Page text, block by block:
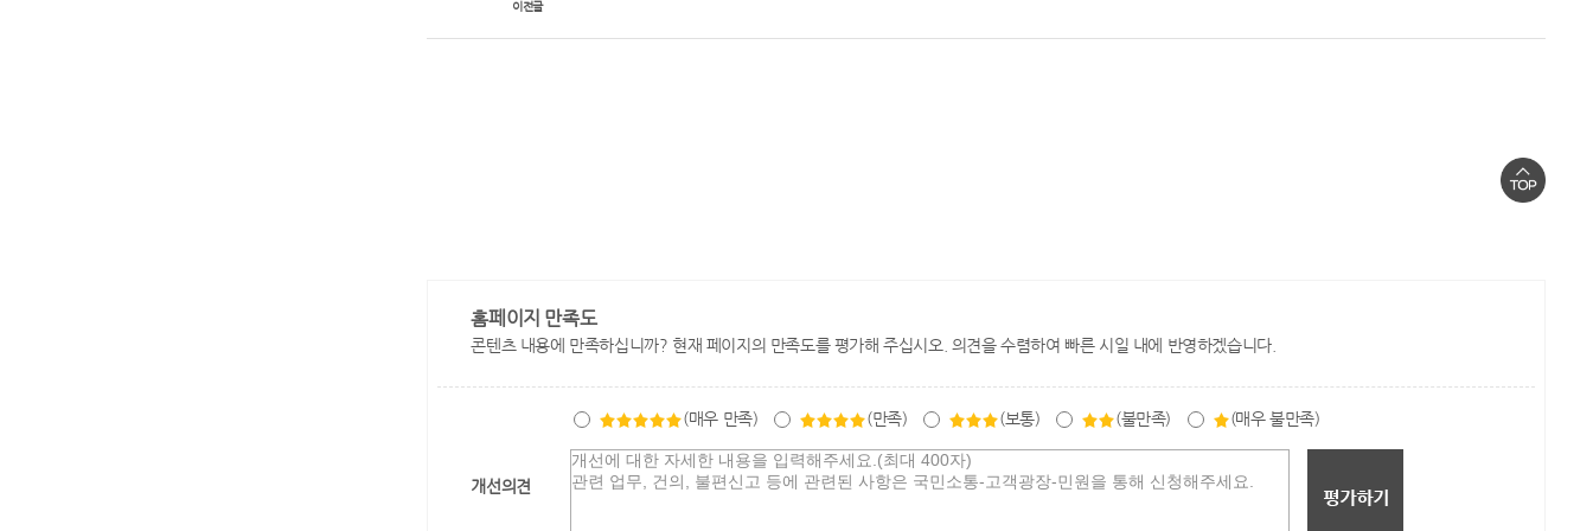
이전글
홈페이지 만족도
콘텐츠 내용에 만족하십니까? 현재 페이지의 만족도를 평가해 주십시오. 의견을 수렴하여 빠른 시일 내에 반영하겠습니다.
(매우 만족) (만족) (보통) (불만족) (매우 불만족)
개선의견